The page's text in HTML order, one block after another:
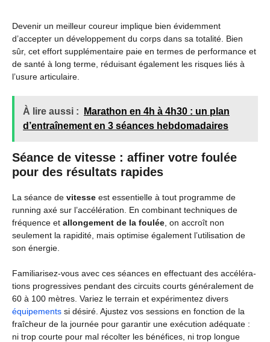
Devenir un meilleur coureur implique bien évidemment
d’accepter un développement du corps dans sa totalité. Bien
sûr, cet effort supplémentaire paie en termes de performance et
de santé à long terme, réduisant également les risques liés à
l’usure articulaire.
À lire aussi :
Marathon en 4h à 4h30 : un plan
d’entraînement en 3 séances hebdomadaires
Séance de vitesse : affiner votre foulée
pour des résultats rapides
La séance de vitesse est essentielle à tout programme de
running axé sur l’accélération. En combinant techniques de
fréquence et allongement de la foulée , on accroît non
seulement la rapidité, mais optimise également l’utilisation de
son énergie.
Familiarisez-vous avec ces séances en effectuant des accéléra­
tions progressives pendant des circuits courts généralement de
60 à 100 mètres. Variez le terrain et expérimentez divers
équipements si désiré. Ajustez vos sessions en fonction de la
fraîcheur de la journée pour garantir une exécution adéquate :
ni trop courte pour mal récolter les bénéfices, ni trop longue